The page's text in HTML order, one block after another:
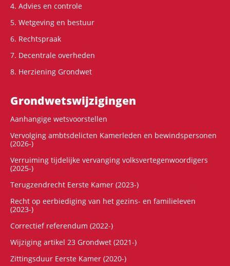
4. Advies en controle
5. Wetgeving en bestuur
6. Rechtspraak
7. Decentrale overheden
8. Herziening Grondwet
Grondwets­wijzigingen
Aanhangige wetsvoorstellen
Vervolging ambtsdelicten Kamerleden en bewindspersonen
(2026-)
Verruiming tijdelijke vervanging volksvertegenwoordigers
(2025-)
Terugzendrecht Eerste Kamer (2023-)
Recht op eerbiediging van het gezins- en familieleven
(2023-)
Correctief referendum (2022-)
Wijziging artikel 23 Grondwet (2021-)
Zittingsduur Eerste Kamer (2020-)